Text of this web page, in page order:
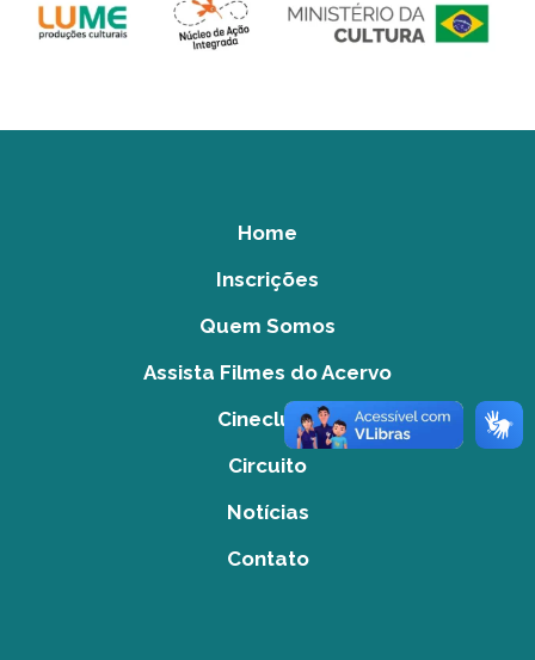
Home
Inscrições
Quem Somos
Assista Filmes do Acervo
Cineclube
Circuito
Notícias
Contato